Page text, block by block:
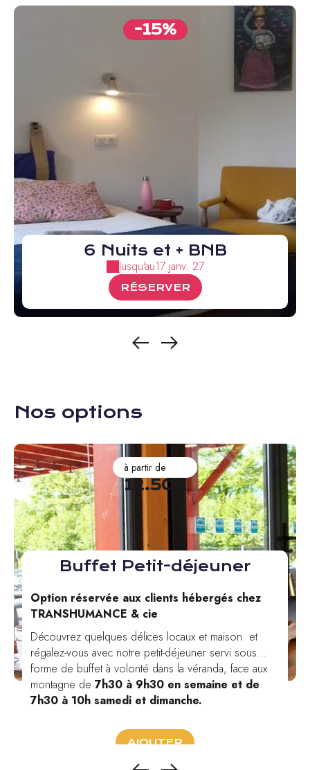
-15%
6 Nuits et + BNB
Jusqu'au17 janv. 27
RÉSERVER
Nos options
à partir de
12.50€
Buffet Petit-déjeuner
Option réservée aux clients hébergés chez
TRANSHUMANCE & cie
Découvrez quelques délices locaux et maison et
régalez-vous avec notre petit-déjeuner servi sous
forme de buffet à volonté dans la véranda, face aux
montagne de 7h30 à 9h30 en semaine et de
7h30 à 10h samedi et dimanche.
AJOUTER